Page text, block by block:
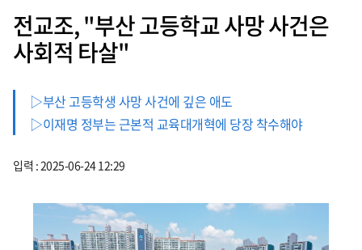
전교조, "부산 고등학교 사망 사건은
사회적 타살"
▷부산 고등학생 사망 사건에 깊은 애도
▷이재명 정부는 근본적 교육대개혁에 당장 착수해야
입력 : 2025-06-24 12:29